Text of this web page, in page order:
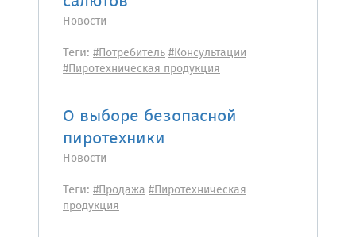
Новости
Теги: #Потребитель#Консультации
#Пиротехническая продукция
О выборе безопасной
пиротехники
Новости
Теги: #Продажа#Пиротехническая
продукция